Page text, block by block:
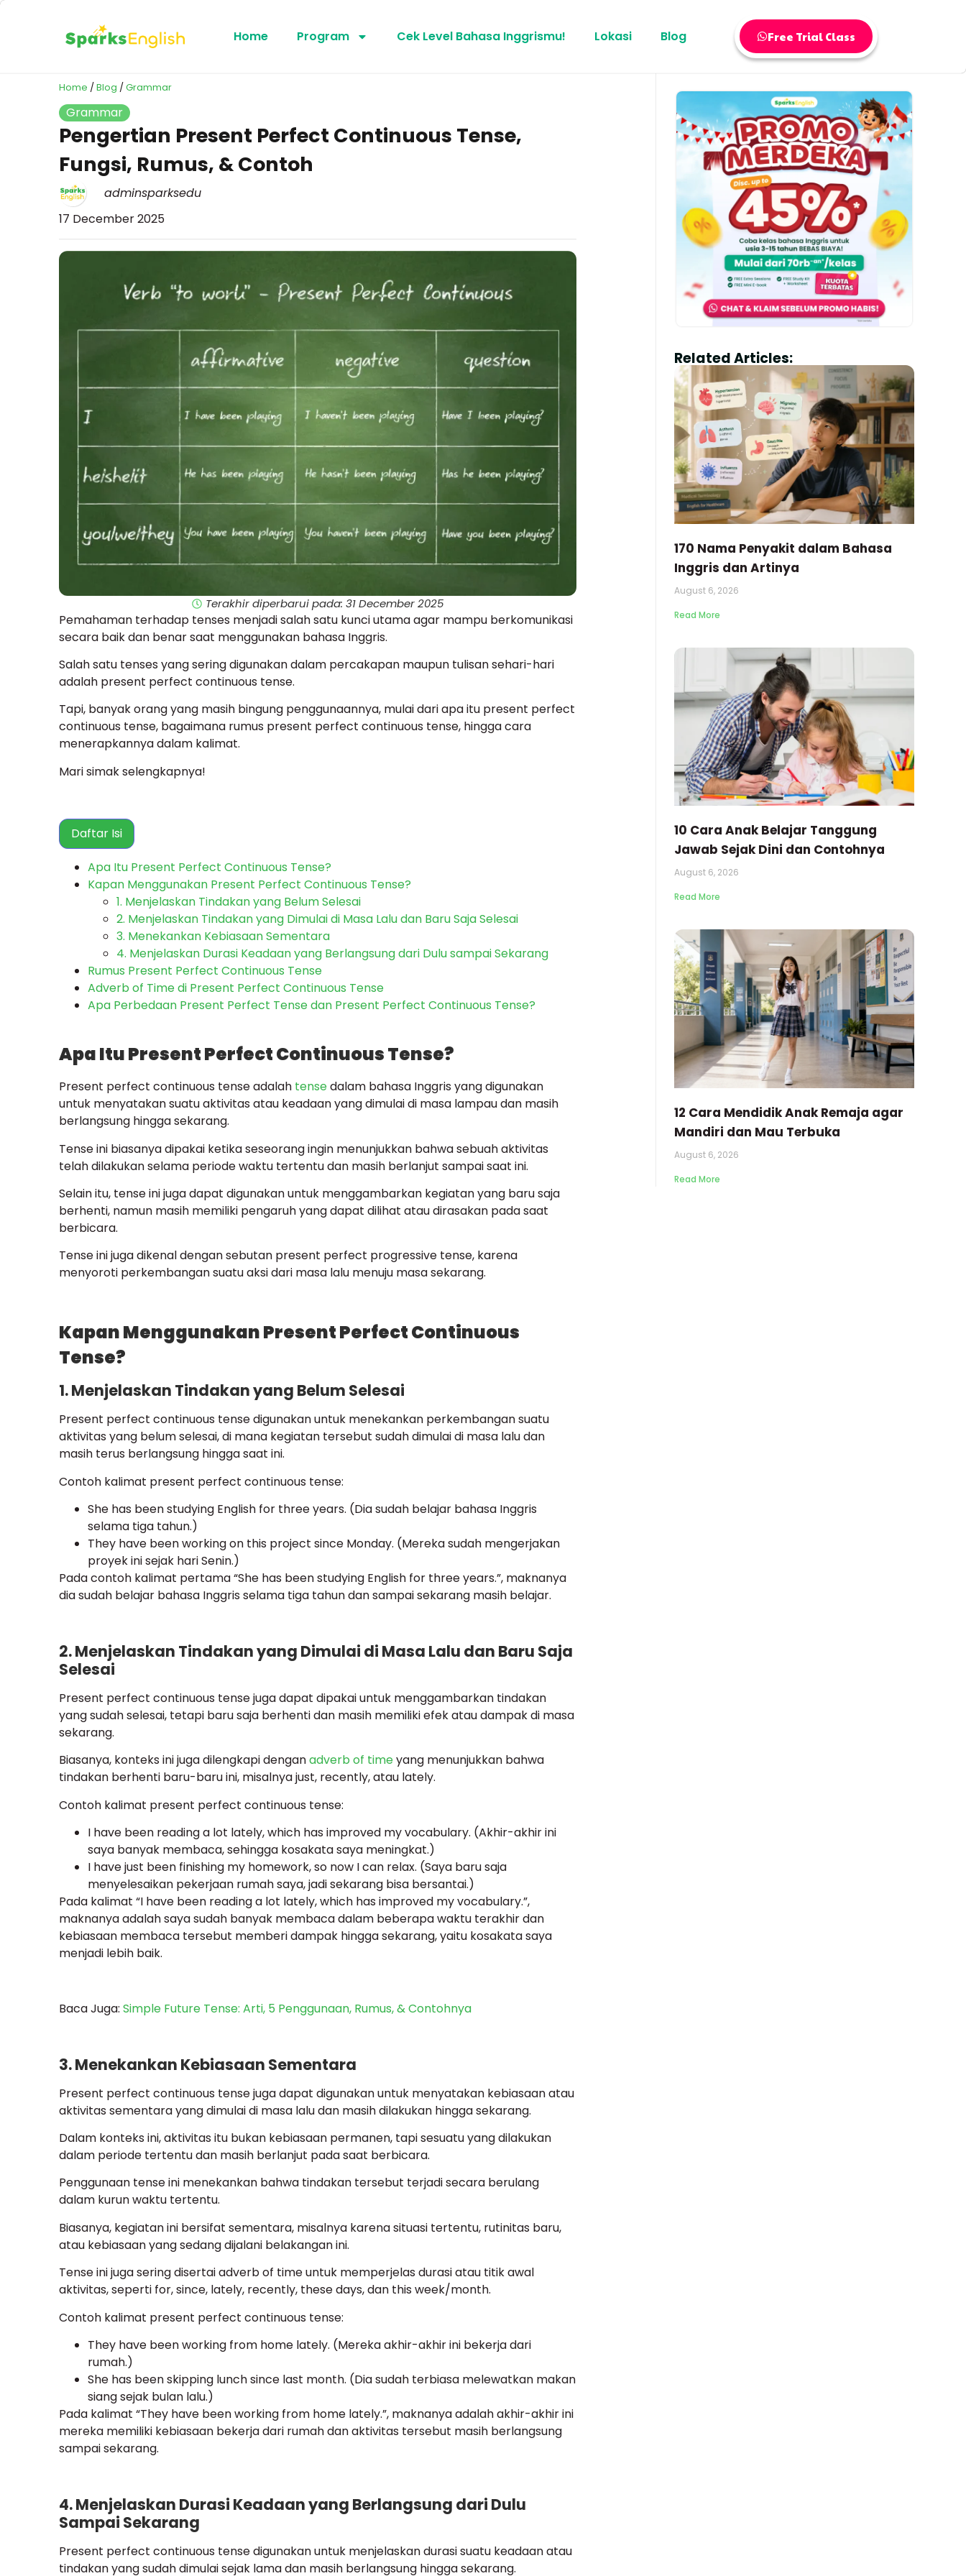
Home Program Cek Level Bahasa Inggrismu! Lokasi Blog Free Trial Class
Home /Blog /Grammar
Grammar
Pengertian Present Perfect Continuous Tense,
Fungsi, Rumus, & Contoh
adminsparksedu
17 December 2025
Terakhir diperbarui pada: 31 December 2025
Pemahaman terhadap tenses menjadi salah satu kunci utama agar mampu berkomunikasi
secara baik dan benar saat menggunakan bahasa Inggris.
Salah satu tenses yang sering digunakan dalam percakapan maupun tulisan sehari-hari
adalah present perfect continuous tense.
Tapi, banyak orang yang masih bingung penggunaannya, mulai dari apa itu present perfect
continuous tense, bagaimana rumus present perfect continuous tense, hingga cara
menerapkannya dalam kalimat.
Mari simak selengkapnya!
Daftar Isi
Apa Itu Present Perfect Continuous Tense?
Kapan Menggunakan Present Perfect Continuous Tense?
1. Menjelaskan Tindakan yang Belum Selesai
2. Menjelaskan Tindakan yang Dimulai di Masa Lalu dan Baru Saja Selesai
3. Menekankan Kebiasaan Sementara
4. Menjelaskan Durasi Keadaan yang Berlangsung dari Dulu sampai Sekarang
Rumus Present Perfect Continuous Tense
Adverb of Time di Present Perfect Continuous Tense
Apa Perbedaan Present Perfect Tense dan Present Perfect Continuous Tense?
Apa Itu Present Perfect Continuous Tense?
Present perfect continuous tense adalah tensedalam bahasa Inggris yang digunakan
untuk menyatakan suatu aktivitas atau keadaan yang dimulai di masa lampau dan masih
berlangsung hingga sekarang.
Tense ini biasanya dipakai ketika seseorang ingin menunjukkan bahwa sebuah aktivitas
telah dilakukan selama periode waktu tertentu dan masih berlanjut sampai saat ini.
Selain itu, tense ini juga dapat digunakan untuk menggambarkan kegiatan yang baru saja
berhenti, namun masih memiliki pengaruh yang dapat dilihat atau dirasakan pada saat
berbicara.
Tense ini juga dikenal dengan sebutan present perfect progressive tense, karena
menyoroti perkembangan suatu aksi dari masa lalu menuju masa sekarang.
Kapan Menggunakan Present Perfect Continuous
Tense?
1. Menjelaskan Tindakan yang Belum Selesai
Present perfect continuous tense digunakan untuk menekankan perkembangan suatu
aktivitas yang belum selesai, di mana kegiatan tersebut sudah dimulai di masa lalu dan
masih terus berlangsung hingga saat ini.
Contoh kalimat present perfect continuous tense:
She has been studying English for three years. (Dia sudah belajar bahasa Inggris
selama tiga tahun.)
They have been working on this project since Monday. (Mereka sudah mengerjakan
proyek ini sejak hari Senin.)
Pada contoh kalimat pertama “She has been studying English for three years.”, maknanya
dia sudah belajar bahasa Inggris selama tiga tahun dan sampai sekarang masih belajar.
2. Menjelaskan Tindakan yang Dimulai di Masa Lalu dan Baru Saja
Selesai
Present perfect continuous tense juga dapat dipakai untuk menggambarkan tindakan
yang sudah selesai, tetapi baru saja berhenti dan masih memiliki efek atau dampak di masa
sekarang.
Biasanya, konteks ini juga dilengkapi denganadverb of timeyang menunjukkan bahwa
tindakan berhenti baru-baru ini, misalnya just, recently, atau lately.
Contoh kalimat present perfect continuous tense:
I have been reading a lot lately, which has improved my vocabulary. (Akhir-akhir ini
saya banyak membaca, sehingga kosakata saya meningkat.)
I have just been finishing my homework, so now I can relax. (Saya baru saja
menyelesaikan pekerjaan rumah saya, jadi sekarang bisa bersantai.)
Pada kalimat “I have been reading a lot lately, which has improved my vocabulary.”,
maknanya adalah saya sudah banyak membaca dalam beberapa waktu terakhir dan
kebiasaan membaca tersebut memberi dampak hingga sekarang, yaitu kosakata saya
menjadi lebih baik.
Baca Juga: Simple Future Tense: Arti, 5 Penggunaan, Rumus, & Contohnya
3. Menekankan Kebiasaan Sementara
Present perfect continuous tense juga dapat digunakan untuk menyatakan kebiasaan atau
aktivitas sementara yang dimulai di masa lalu dan masih dilakukan hingga sekarang.
Dalam konteks ini, aktivitas itu bukan kebiasaan permanen, tapi sesuatu yang dilakukan
dalam periode tertentu dan masih berlanjut pada saat berbicara.
Penggunaan tense ini menekankan bahwa tindakan tersebut terjadi secara berulang
dalam kurun waktu tertentu.
Biasanya, kegiatan ini bersifat sementara, misalnya karena situasi tertentu, rutinitas baru,
atau kebiasaan yang sedang dijalani belakangan ini.
Tense ini juga sering disertai adverb of time untuk memperjelas durasi atau titik awal
aktivitas, seperti for, since, lately, recently, these days, dan this week/month.
Contoh kalimat present perfect continuous tense:
They have been working from home lately. (Mereka akhir-akhir ini bekerja dari
rumah.)
She has been skipping lunch since last month. (Dia sudah terbiasa melewatkan makan
siang sejak bulan lalu.)
Pada kalimat “They have been working from home lately.”, maknanya adalah akhir-akhir ini
mereka memiliki kebiasaan bekerja dari rumah dan aktivitas tersebut masih berlangsung
sampai sekarang.
4. Menjelaskan Durasi Keadaan yang Berlangsung dari Dulu
Sampai Sekarang
Present perfect continuous tense digunakan untuk menjelaskan durasi suatu keadaan atau
tindakan yang sudah dimulai sejak lama dan masih berlangsung hingga sekarang.
Related Articles:
170 Nama Penyakit dalam Bahasa
Inggris dan Artinya
August 6, 2026
Read More
10 Cara Anak Belajar Tanggung
Jawab Sejak Dini dan Contohnya
August 6, 2026
Read More
12 Cara Mendidik Anak Remaja agar
Mandiri dan Mau Terbuka
August 6, 2026
Read More